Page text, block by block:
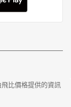
飛比價格提供的資訊